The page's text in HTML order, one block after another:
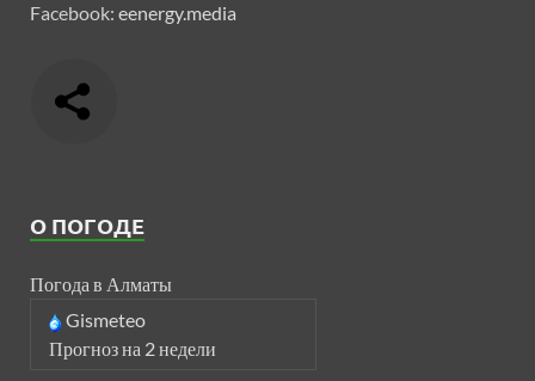
Facebook: eenergy.media
О ПОГОДЕ
Погода в Алматы
Gismeteo
Прогноз на 2 недели